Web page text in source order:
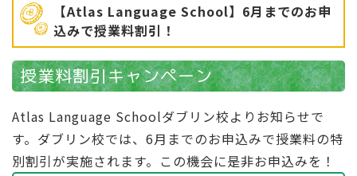
【Atlas Language School】6月までのお申
込みで授業料割引！
授業料割引キャンペーン
Atlas Language Schoolダブリン校よりお知らせで
す。ダブリン校では、6月までのお申込みで授業料の特
別割引が実施されます。この機会に是非お申込みを！